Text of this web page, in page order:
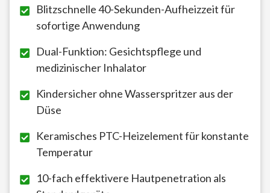
Blitzschnelle 40-Sekunden-Aufheizzeit für
sofortige Anwendung
Dual-Funktion: Gesichtspflege und
medizinischer Inhalator
Kindersicher ohne Wasserspritzer aus der
Düse
Keramisches PTC-Heizelement für konstante
Temperatur
10-fach effektivere Hautpenetration als